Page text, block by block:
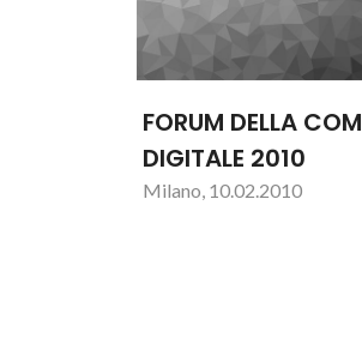
FORUM DELLA
DIGITALE 2010
Milano, 10.02.2010